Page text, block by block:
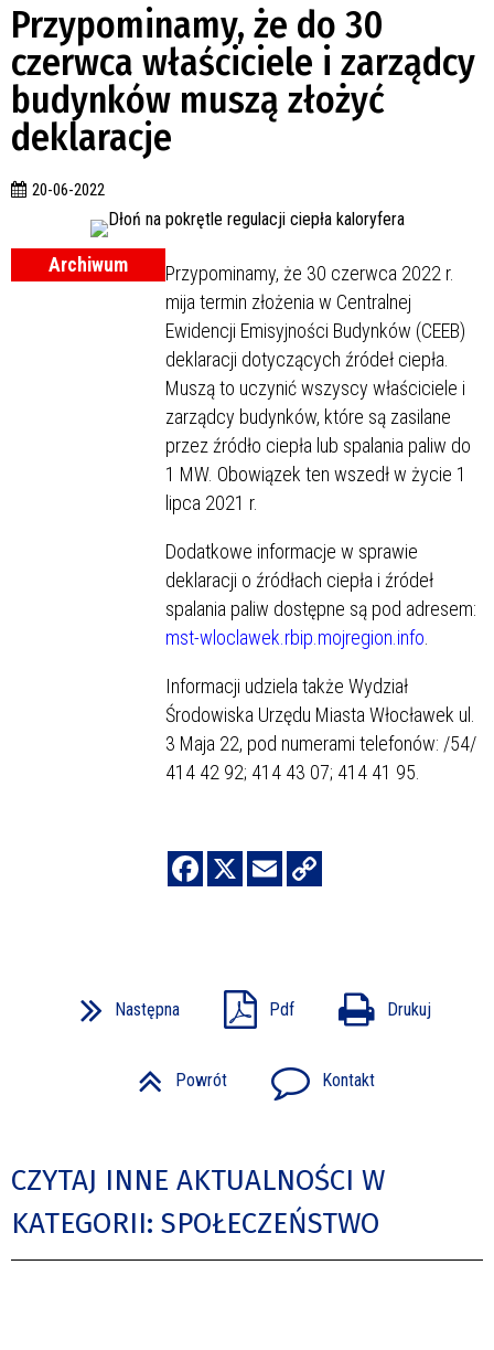
Przypominamy, że do 30
czerwca właściciele i zarządcy
budynków muszą złożyć
deklaracje
20-06-2022
Archiwum
Przypominamy, że 30 czerwca 2022 r.
mija termin złożenia w Centralnej
Ewidencji Emisyjności Budynków (CEEB)
deklaracji dotyczących źródeł ciepła.
Muszą to uczynić wszyscy właściciele i
zarządcy budynków, które są zasilane
przez źródło ciepła lub spalania paliw do
1 MW. Obowiązek ten wszedł w życie 1
lipca 2021 r.
Dodatkowe informacje w sprawie
deklaracji o źródłach ciepła i źródeł
spalania paliw dostępne są pod adresem:
mst-wloclawek.rbip.mojregion.info
Informacji udziela także Wydział
Środowiska Urzędu Miasta Włocławek ul.
3 Maja 22, pod numerami telefonów: /54/
414 42 92; 414 43 07; 414 41 95.
Następna Pdf Drukuj
Powrót Kontakt
CZYTAJ INNE AKTUALNOŚCI W
KATEGORII: SPOŁECZEŃSTWO